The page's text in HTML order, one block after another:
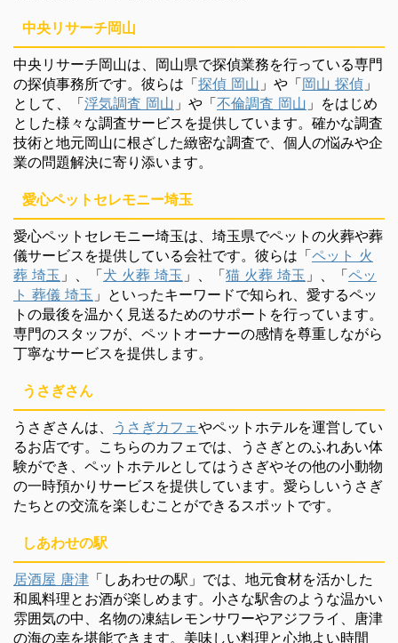
中央リサーチ岡山
中央リサーチ岡山は、岡山県で探偵業務を行っている専門
の探偵事務所です。彼らは「探偵 岡山 」や「岡山 探偵 」
として、「浮気調査 岡山 」や「不倫調査 岡山 」をはじめ
とした様々な調査サービスを提供しています。確かな調査
技術と地元岡山に根ざした緻密な調査で、個人の悩みや企
業の問題解決に寄り添います。
愛心ペットセレモニー埼玉
愛心ペットセレモニー埼玉は、埼玉県でペットの火葬や葬
儀サービスを提供している会社です。彼らは「ペット 火
葬 埼玉 」、「犬 火葬 埼玉 」、「猫 火葬 埼玉 」、「ペッ
ト 葬儀 埼玉 」といったキーワードで知られ、愛するペッ
トの最後を温かく見送るためのサポートを行っています。
専門のスタッフが、ペットオーナーの感情を尊重しながら
丁寧なサービスを提供します。
うさぎさん
うさぎさんは、 うさぎカフェやペットホテルを運営してい
るお店です。こちらのカフェでは、うさぎとのふれあい体
験ができ、ペットホテルとしてはうさぎやその他の小動物
の一時預かりサービスを提供しています。愛らしいうさぎ
たちとの交流を楽しむことができるスポットです。
しあわせの駅
居酒屋 唐津 「しあわせの駅」では、地元食材を活かした
和風料理とお酒が楽しめます。小さな駅舎のような温かい
雰囲気の中、名物の凍結レモンサワーやアジフライ、唐津
の海の幸を堪能できます。美味しい料理と心地よい時間